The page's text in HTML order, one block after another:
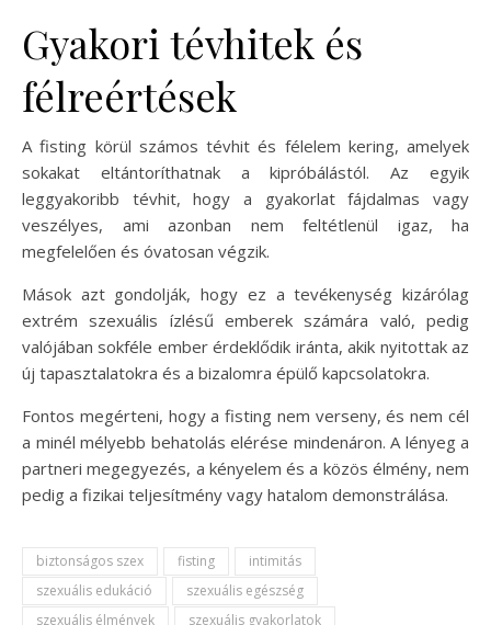
Gyakori tévhitek és
félreértések
A fisting körül számos tévhit és félelem kering, amelyek
sokakat eltántoríthatnak a kipróbálástól. Az egyik
leggyakoribb tévhit, hogy a gyakorlat fájdalmas vagy
veszélyes, ami azonban nem feltétlenül igaz, ha
megfelelően és óvatosan végzik.
Mások azt gondolják, hogy ez a tevékenység kizárólag
extrém szexuális ízlésű emberek számára való, pedig
valójában sokféle ember érdeklődik iránta, akik nyitottak az
új tapasztalatokra és a bizalomra épülő kapcsolatokra.
Fontos megérteni, hogy a fisting nem verseny, és nem cél
a minél mélyebb behatolás elérése mindenáron. A lényeg a
partneri megegyezés, a kényelem és a közös élmény, nem
pedig a fizikai teljesítmény vagy hatalom demonstrálása.
biztonságos szex fisting
intimitás
szexuális edukáció
szexuális egészség
szexuális élmények
szexuális gyakorlatok